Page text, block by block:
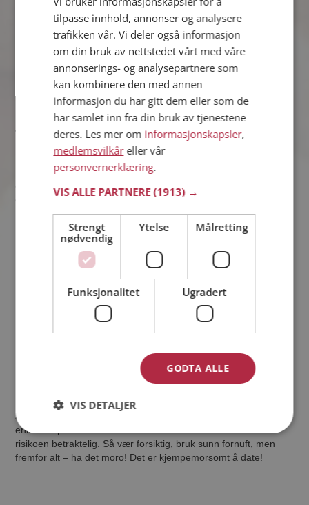
på gang hevder at de ikke kan vise deg et bilde.
Ingen kam kreve å få treffe deg. Det er du som avgjør
om du vil gå på en virkelig date eller ikke. Du har ingen
plikt til å møte noen bare fordi dere har hatt kontakt
lenge på Møteplassen.
Tid for å gå på date
Når du har blitt kjent med noen gutt eller
og du føler at tiden er moden for å treffes, finnes det noen
enkle tips for at du skal kjenne deg sikker:
Velg å treffes på et offentlig sted der det samles mange
mennesker. Velg et tidspunkt du er sikker på at det vil
være andre der.
Fortell til noen at du skal på date, hvor du skal og hvem
du skal møte
Ta deg til og fra daten på egenhånd.
Avbryt daten umiddelbart hvis du ikke føler deg trygg.
Å lære nye personer å kjenne medfører risiko, men med de
enkle knepene som er nevnt ovenfor vil du redusere denne
risikoen betraktelig. Så vær forsiktig, bruk sunn fornuft, men
fremfor alt – ha det moro! Det er kjempemorsomt å date!
tilpasse innhold, annonser og analysere
trafikken vår. Vi deler også informasjon
om din bruk av nettstedet vårt med våre
annonserings- og analysepartnere som
kan kombinere den med annen
informasjon du har gitt dem eller som de
har samlet inn fra din bruk av tjenestene
deres. Les mer om informasjonskapsler,
medlemsvilkåreller vår
personvernerklæring.
VIS ALLE PARTNERE(1913) →
Strengt
nødvendig
Ytelse Målretting
Funksjonalitet Ugradert
GODTA ALLE
VIS DETALJER